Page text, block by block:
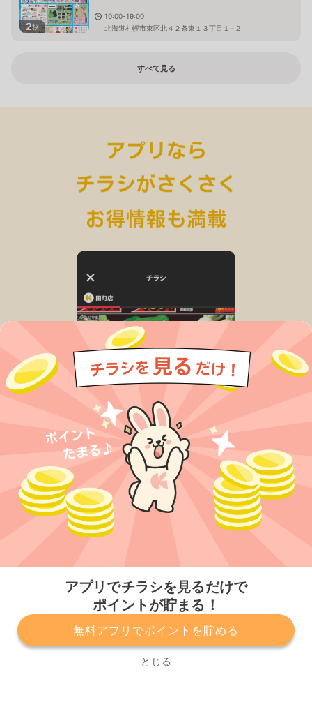
アプリでチラシを見るだけで
ポイントが貯まる！
無料アプリでポイントを貯める
とじる
2枚
10:00-19:00
北海道札幌市東区北４２条東１３丁目１−２
すべて見る
プライバシーポリシー 利用規約
運営会社
サービスに関してのお問い合わせ